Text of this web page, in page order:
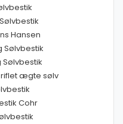
Hansen
Sølvbestik
ægte sølv
Cohr